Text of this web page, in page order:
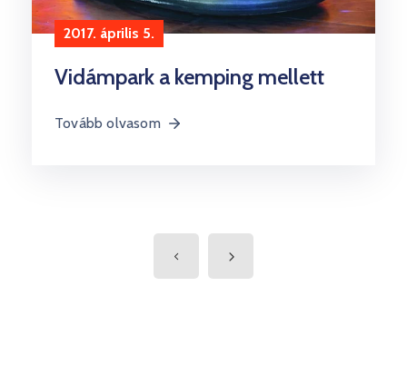
2017. április 5.
Vidámpark a kemping mellett
Tovább olvasom